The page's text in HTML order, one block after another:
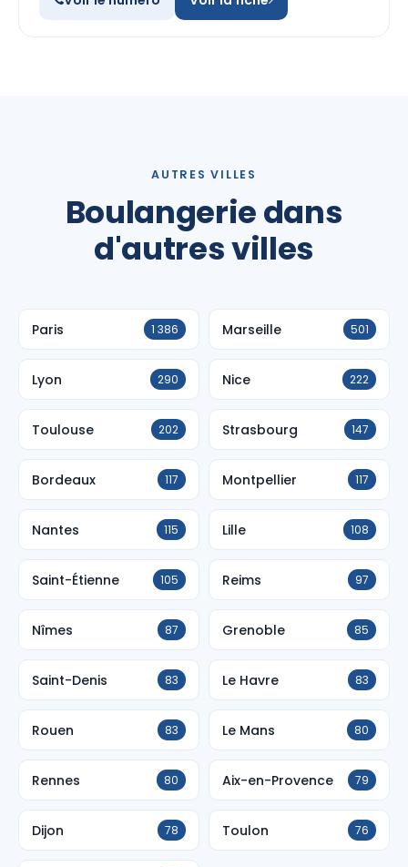
AUTRES VILLES
Boulangerie dans
d'autres villes
Paris 1 386 Marseille 501
Lyon 290 Nice 222
Toulouse 202 Strasbourg 147
Bordeaux 117 Montpellier 117
Nantes 115 Lille 108
Saint-Étienne 105 Reims 97
Nîmes 87 Grenoble 85
Saint-Denis 83 Le Havre 83
Rouen 83 Le Mans 80
Rennes 80 Aix-en-Provence 79
Dijon 78 Toulon 76